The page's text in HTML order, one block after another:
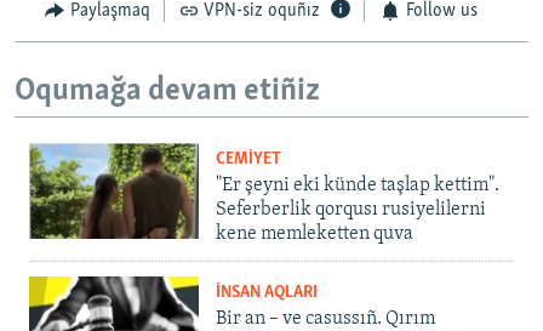
Paylaşmaq VPN-siz oquñız Follow us
Oqumağa devam etiñiz
CEMİYET
"Er şeyni eki künde taşlap kettim".
Seferberlik qorqusı rusiyelilerni
kene memleketten quva
İNSAN AQLARI
Bir an – ve casussıñ. Qırım